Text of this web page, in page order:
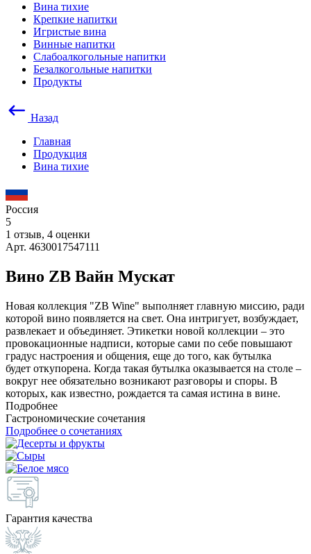
Вина тихие
Крепкие напитки
Игристые вина
Винные напитки
Слабоалкогольные напитки
Безалкогольные напитки
Продукты
Назад
Главная
Продукция
Вина тихие
Россия
5
1 отзыв, 4 оценки
Арт. 4630017547111
Вино ZB Вайн Мускат
Новая коллекция "ZB Wine" выполняет главную миссию, ради
которой вино появляется на свет. Она интригует, возбуждает,
развлекает и объединяет. Этикетки новой коллекции – это
провокационные надписи, которые сами по себе повышают
градус настроения и общения, еще до того, как бутылка
будет откупорена. Когда такая бутылка оказывается на столе –
вокруг нее обязательно возникают разговоры и споры. В
которых, как известно, рождается та самая истина в вине.
Подробнее
Гастрономические сочетания
Подробнее о сочетаниях
Гарантия качества